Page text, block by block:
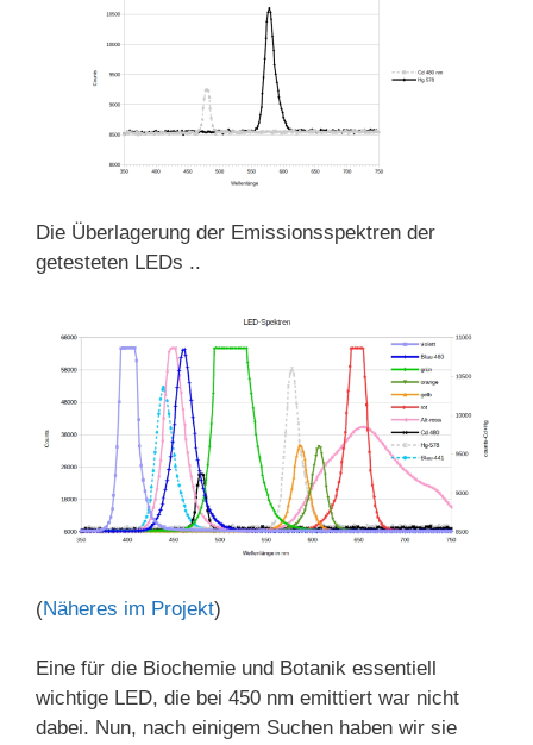
Die Überlagerung der Emissionsspektren der
getesteten LEDs ..
(Näheres im Projekt)
Eine für die Biochemie und Botanik essentiell
wichtige LED, die bei 450 nm emittiert war nicht
dabei. Nun, nach einigem Suchen haben wir sie